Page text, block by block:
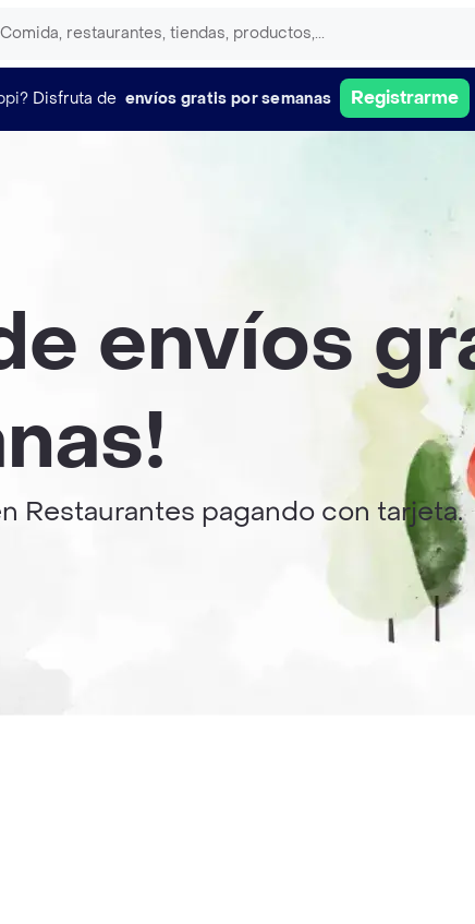
Disfruta de envíos gratis por semanas Registrarme
envíos
Restaurantes pagando con tarjeta.